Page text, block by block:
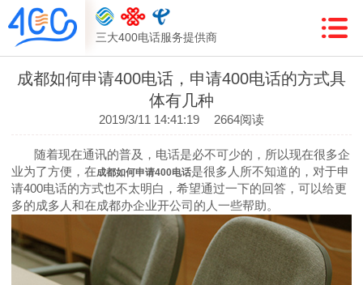
三大400电话服务提供商
成都如何申请400电话，申请400电话的方式具
体有几种
2019/3/11 14:41:19 2664阅读
随着现在通讯的普及，电话是必不可少的，所以现在很多企
业为了方便，在成都如何申请400电话是很多人所不知道的，对于申
请400电话的方式也不太明白，希望通过一下的回答，可以给更
多的成多人和在成都办企业开公司的人一些帮助。